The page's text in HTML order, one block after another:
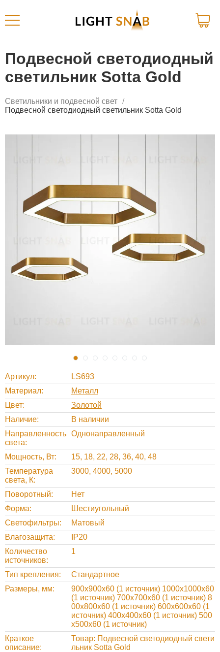
Подвесной светодиодный
светильник Sotta Gold
Светильники и подвесной свет
Подвесной светодиодный светильник Sotta Gold
Артикул
LS693
Материал
Металл
Цвет
Золотой
Наличие
В наличии
Направленность
света
Однонаправленный
Мощность, Вт
15, 18, 22, 28, 36, 40, 48
Температура
света, К
3000, 4000, 5000
Поворотный
Нет
Форма
Шестиугольный
Светофильтры
Матовый
Влагозащита
IP20
Количество
источников
1
Тип крепления
Стандартное
Размеры, мм
900x900x60 (1 источник) 1000x1000x60
(1 источник) 700x700x60 (1 источник) 8
00x800x60 (1 источник) 600x600x60 (1
источник) 400x400x60 (1 источник) 500
x500x60 (1 источник)
Краткое
описание
Товар: Подвесной светодиодный свети
льник Sotta Gold